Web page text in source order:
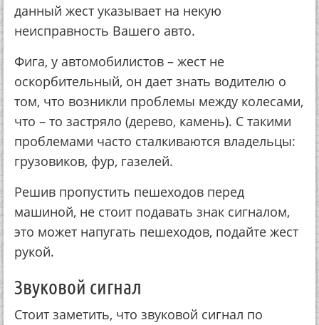
данный жест указывает на некую
неисправность Вашего авто.
Фига, у автомобилистов – жест не
оскорбительный, он дает знать водителю о
том, что возникли проблемы между колесами,
что – то застряло (дерево, камень). С такими
проблемами часто сталкиваются владельцы:
грузовиков, фур, газелей.
Решив пропустить пешеходов перед
машиной, не стоит подавать знак сигналом,
это может напугать пешеходов, подайте жест
рукой.
Звуковой сигнал
Стоит заметить, что звуковой сигнал по